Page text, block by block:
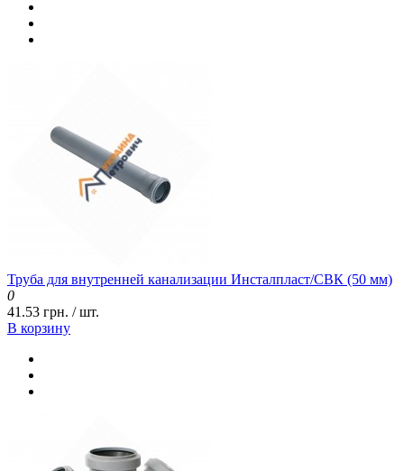
Труба для внутренней канализации Инсталпласт/СВК (50 мм)
0
41.53 грн. / шт.
В корзину